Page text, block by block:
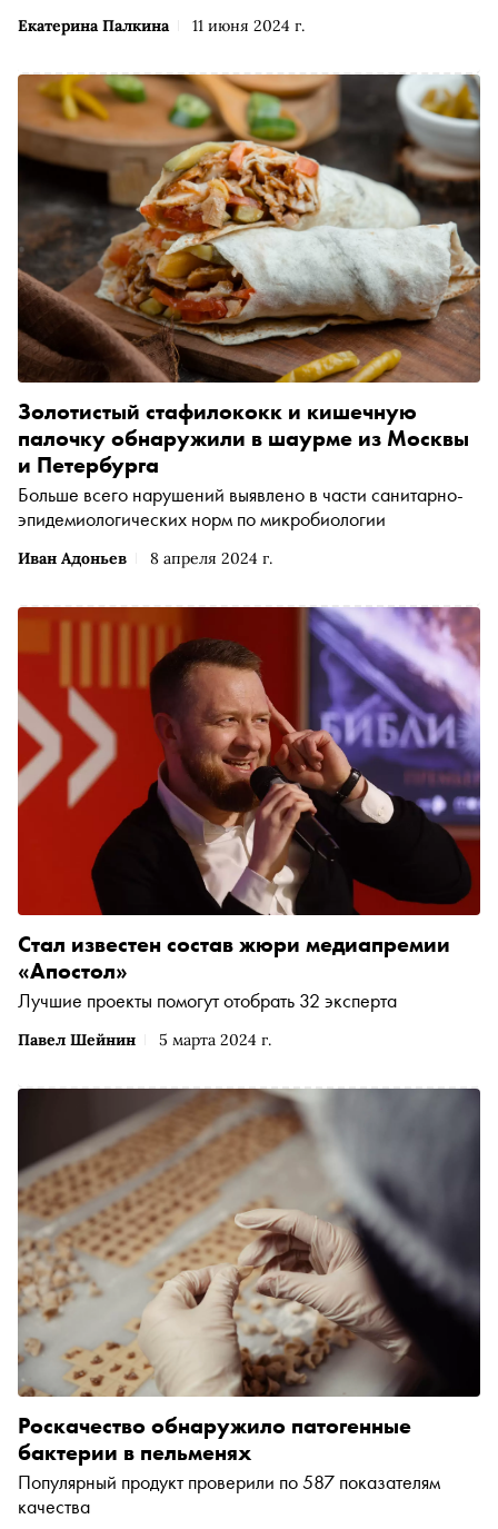
Екатерина Палкина 11 июня 2024 г.
возбуждении уголовного дела в связи с отсутствием
получении каких-либо ожогов в результате
употребления воды природной питьевой негазированной
«Легенда Байкала», иных жидкостей и продуктов
питания отсутствуют», — говорится в документе.
Иван Адоньев 8 апреля 2024 г.
Золотистый стафилококк и кишечную
палочку обнаружили в шаурме из Москвы
и Петербурга
Больше всего нарушений выявлено в части санитарно-
эпидемиологических норм по микробиологии
Павел Шейнин 5 марта 2024 г.
Стал известен состав жюри медиапремии
«Апостол»
Лучшие проекты помогут отобрать 32 эксперта
Роскачество обнаружило патогенные
бактерии в пельменях
Популярный продукт проверили по 587 показателям
качества